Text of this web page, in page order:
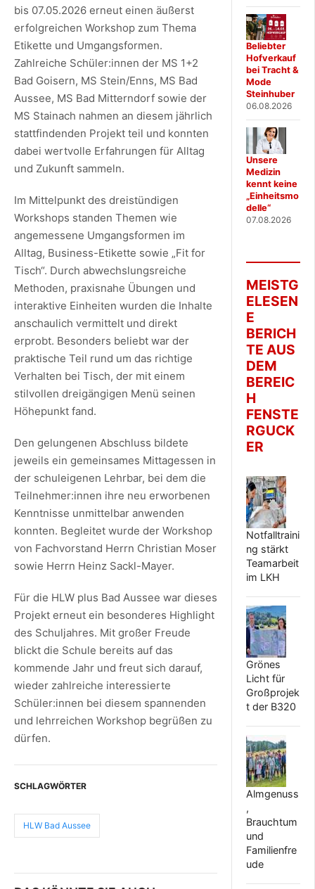
bis 07.05.2026 erneut einen äußerst
erfolgreichen Workshop zum Thema
Etikette und Umgangsformen.
Zahlreiche Schüler:innen der MS 1+2
Bad Goisern, MS Stein/Enns, MS Bad
Aussee, MS Bad Mitterndorf sowie der
MS Stainach nahmen an diesem jährlich
stattfindenden Projekt teil und konnten
dabei wertvolle Erfahrungen für Alltag
und Zukunft sammeln.
Im Mittelpunkt des dreistündigen
Workshops standen Themen wie
angemessene Umgangsformen im
Alltag, Business-Etikette sowie „Fit for
Tisch“. Durch abwechslungsreiche
Methoden, praxisnahe Übungen und
interaktive Einheiten wurden die Inhalte
anschaulich vermittelt und direkt
erprobt. Besonders beliebt war der
praktische Teil rund um das richtige
Verhalten bei Tisch, der mit einem
stilvollen dreigängigen Menü seinen
Höhepunkt fand.
Den gelungenen Abschluss bildete
jeweils ein gemeinsames Mittagessen in
der schuleigenen Lehrbar, bei dem die
Teilnehmer:innen ihre neu erworbenen
Kenntnisse unmittelbar anwenden
konnten. Begleitet wurde der Workshop
von Fachvorstand Herrn Christian Moser
sowie Herrn Heinz Sackl-Mayer.
Für die HLW plus Bad Aussee war dieses
Projekt erneut ein besonderes Highlight
des Schuljahres. Mit großer Freude
blickt die Schule bereits auf das
kommende Jahr und freut sich darauf,
wieder zahlreiche interessierte
Schüler:innen bei diesem spannenden
und lehrreichen Workshop begrüßen zu
dürfen.
SCHLAGWÖRTER
HLW Bad Aussee
Beliebter
Hofverkauf
bei Tracht &
Mode
Steinhuber
06.08.2026
Unsere
Medizin
kennt keine
„Einheitsmo
delle“
07.08.2026
MEISTG
ELESEN
E
BERICH
TE AUS
DEM
BEREIC
H
FENSTE
RGUCK
ER
Notfalltraini
ng stärkt
Teamarbeit
im LKH
Grönes
Licht für
Großprojek
t der B320
Almgenuss
,
Brauchtum
und
Familienfre
ude